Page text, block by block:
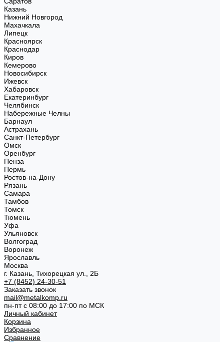
Казань
Нижний Новгород
Махачкала
Липецк
Красноярск
Краснодар
Киров
Кемерово
Новосибирск
Ижевск
Хабаровск
Екатеринбург
Челябинск
Набережные Челны
Барнаул
Астрахань
Санкт-Петербург
Омск
Оренбург
Пенза
Пермь
Ростов-на-Дону
Рязань
Самара
Тамбов
Томск
Тюмень
Уфа
Ульяновск
Волгоград
Воронеж
Ярославль
Москва
г. Казань, Тихорецкая ул., 2Б
+7 (8452) 24-30-51
Заказать звонок
mail@metalkomp.ru
пн-пт с 08:00 до 17:00 по МСК
Личный кабинет
Корзина
Избранное
Сравнение